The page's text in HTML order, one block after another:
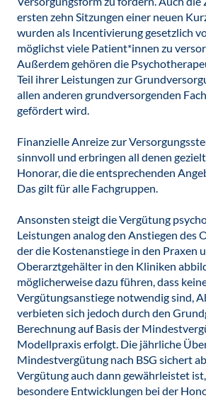
ersten zehn Sitzungen einer neuen
wurden als Incentivierung gesetzlich
möglichst viele Patient*innen zu
Außerdem gehören die
Teil ihrer Leistungen zur
allen anderen grundversorgenden
gefördert wird.
Finanzielle Anreize zur
sinnvoll und erbringen all denen
Honorar, die die entsprechenden
Das gilt für alle Fachgruppen.
Ansonsten steigt die Vergütung
Leistungen analog den Anstiegen des
der die Kostenanstiege in den Praxen
Oberarztgehälter in den Kliniken
möglicherweise dazu führen, dass
Vergütungsanstiege notwendig sind,
verbieten sich jedoch durch den
Berechnung auf Basis der
Modellpraxis erfolgt. Die jährliche
Mindestvergütung nach BSG sichert
Vergütung auch dann gewährleistet
besondere Entwicklungen bei der